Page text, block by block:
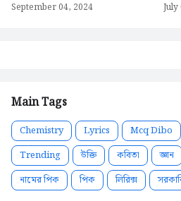
September 04, 2024
Main Tags
Chemistry Lyrics Mcq Dibo
Trending
উক্তি কবিতা জ্ঞান
নামের পিক
পিক লিরিক্স